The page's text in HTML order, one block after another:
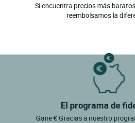
Si encuentra precios más
reembolsamos la
El programa de
Gane € Gracias a nuestro